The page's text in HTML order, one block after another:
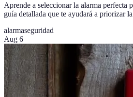
Aprende a seleccionar la alarma perfecta
guía detallada que te ayudará a priorizar
alarmaseguridad
Aug 6